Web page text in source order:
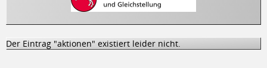
Der Eintrag "aktionen" existiert leider nicht.